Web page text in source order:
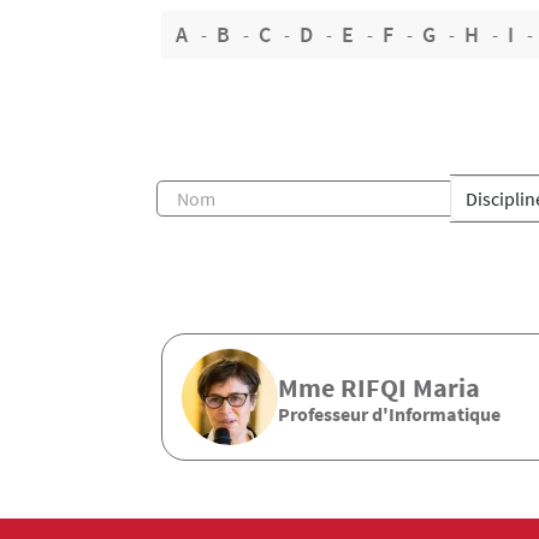
A B C D E F G H I
Mme RIFQI Maria
Professeur d'Informatique